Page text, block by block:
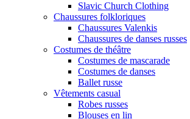
Slavic Church Clothing
Chaussures folkloriques
Chaussures Valenkis
Chaussures de danses russes
Costumes de théâtre
Costumes de mascarade
Costumes de danses
Ballet russe
Vêtements casual
Robes russes
Blouses en lin